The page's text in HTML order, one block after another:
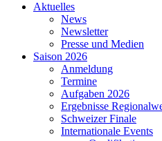
Aktuelles
News
Newsletter
Presse und Medien
Saison 2026
Anmeldung
Termine
Aufgaben 2026
Ergebnisse
Schweizer Finale
Internationale Events